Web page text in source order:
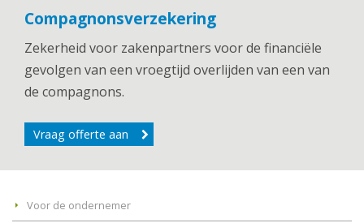
Compagnonsverzekering
Zekerheid voor zakenpartners voor de financiële
gevolgen van een vroegtijd overlijden van een van
de compagnons.
Vraag offerte aan
Voor de ondernemer